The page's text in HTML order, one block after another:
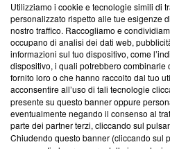
Questa sezione offre informazioni
News, sui nostri processi
creare news di qualità. Inoltre,
‘Trust Project - News with Integrity’
ancora membro del programma,
parte; Trust Project non ha
conformità agli standard.
Su di noi
Utilizziamo i cookie e tecnologie simili di
personalizzato rispetto alle tue esigenze
nostro traffico. Raccogliamo e
occupano di analisi dei dati web,
informazioni sul tuo dispositivo, come
dispositivo, i quali potrebbero combinarle
fornito loro o che hanno raccolto dal tuo
acconsentire all’uso di tali tecnologie
presente su questo banner oppure
eventualmente negando il consenso al
parte dei partner terzi, cliccando sul
Chiudendo questo banner (cliccando sul